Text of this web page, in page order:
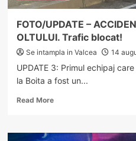
ciocnit
FOTO/UPDATE –
OLTULUI. Trafic blocat!
Se intampla in Valcea 14
UPDATE 3: Primul echipaj
la Boita a fost un...
Read MoreRead
FOTO/UPDATE